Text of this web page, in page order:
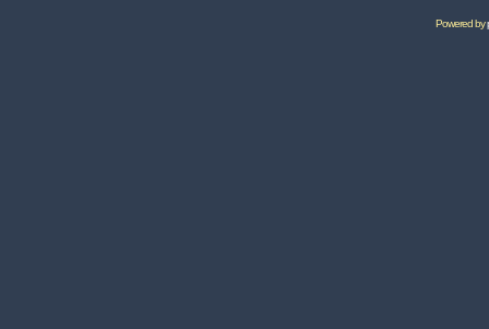
Powered by